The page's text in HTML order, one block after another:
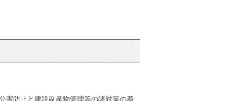
害防止と建設副産物管理等の諸対策の着